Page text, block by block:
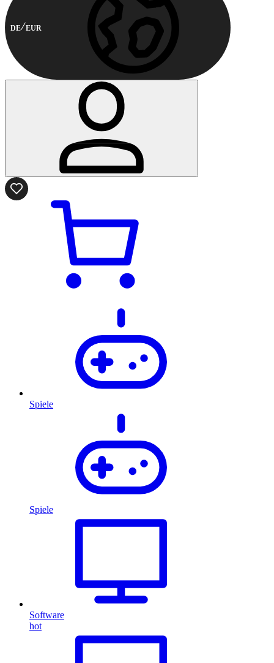
DE EUR
Spiele
Spiele
Software
hot